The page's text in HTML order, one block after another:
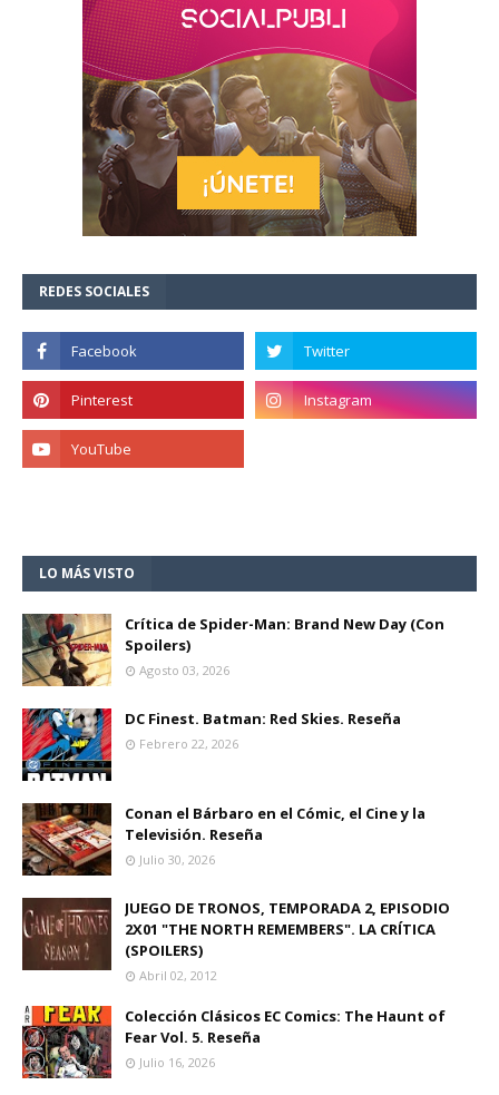
REDES SOCIALES
LO MÁS VISTO
Crítica de Spider-Man: Brand New Day (Con
Spoilers)
Agosto 03, 2026
DC Finest. Batman: Red Skies. Reseña
Febrero 22, 2026
Conan el Bárbaro en el Cómic, el Cine y la
Televisión. Reseña
Julio 30, 2026
JUEGO DE TRONOS, TEMPORADA 2, EPISODIO
2X01 "THE NORTH REMEMBERS". LA CRÍTICA
(SPOILERS)
Abril 02, 2012
Colección Clásicos EC Comics: The Haunt of
Fear Vol. 5. Reseña
Julio 16, 2026